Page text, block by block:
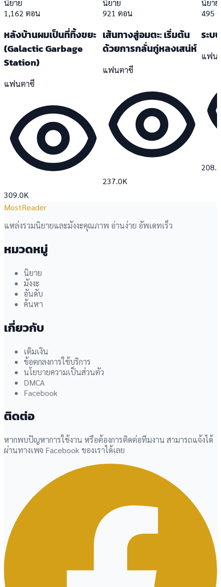
นิยาย
1,162 ตอน
หลังบ้านผมเป็นที่ทิ้งขยะ
(Galactic Garbage
Station)
แฟนตาซี
309.0K
นิยาย
921 ตอน
เส้นทางสู่อมตะ: เริ่มต้น
ด้วยการกลั่นกู่หลงเสน่ห์
แฟนตาซี
237.0K
นิยาย
495
ระบ
แฟน
MostReader
แหล่งรวมนิยายและมังงะคุณภาพ อ่านง่าย อัพเดทเร็ว
หมวดหมู่
นิยาย
มังงะ
อันดับ
ค้นหา
เกี่ยวกับ
เติมเงิน
ข้อตกลงการใช้บริการ
นโยบายความเป็นส่วนตัว
DMCA
Facebook
ติดต่อ
หากพบปัญหาการใช้งาน หรือต้องการติดต่อทีมงาน สามารถแจ้งได้
ผ่านทางเพจ Facebook ของเราได้เลย